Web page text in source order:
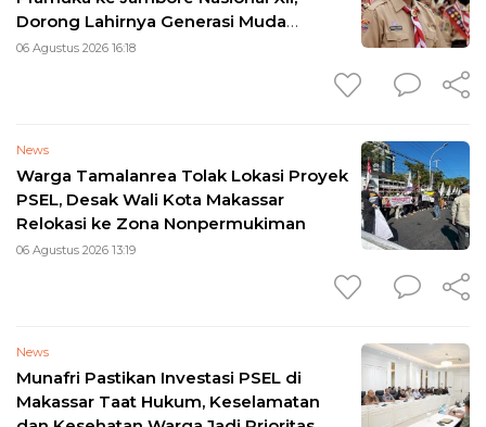
Dorong Lahirnya Generasi Muda
Berkarakter
06 Agustus 2026 16:18
News
Warga Tamalanrea Tolak Lokasi Proyek
PSEL, Desak Wali Kota Makassar
Relokasi ke Zona Nonpermukiman
06 Agustus 2026 13:19
News
Munafri Pastikan Investasi PSEL di
Makassar Taat Hukum, Keselamatan